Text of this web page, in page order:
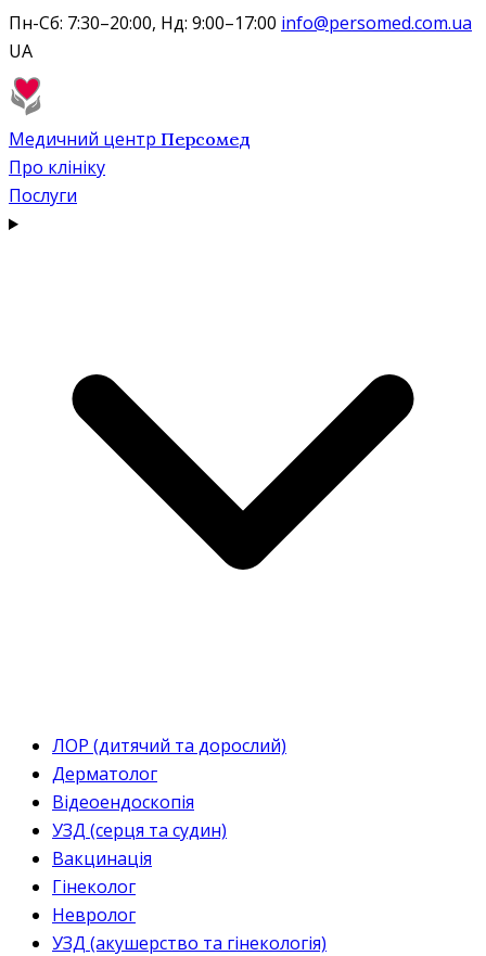
Пн-Сб: 7:30–20:00, Нд: 9:00–17:00 info@persomed.com.ua
UA
Медичний центр Персомед
Про клініку
Послуги
ЛОР (дитячий та дорослий)
Дерматолог
Відеоендоскопія
УЗД (серця та судин)
Вакцинація
Гінеколог
Невролог
УЗД (акушерство та гінекологія)